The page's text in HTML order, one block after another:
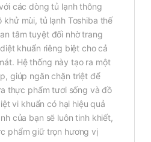
các dòng tủ lạnh thông
mùi, tủ lạnh Toshiba thế
tâm tuyệt đối nhờ trang
khuẩn riêng biệt cho cả
Hệ thống này tạo ra một
giúp ngăn chặn triệt để
thực phẩm tươi sống và đồ
vi khuẩn có hại hiệu quả
của bạn sẽ luôn tinh khiết,
phẩm giữ trọn hương vị